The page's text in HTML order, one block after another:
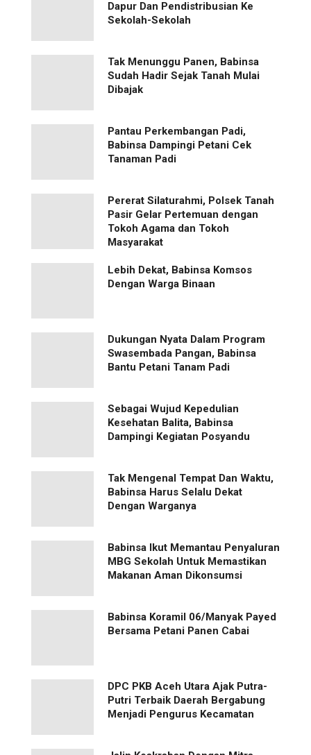
Dapur Dan Pendistribusian Ke
Sekolah-Sekolah
Tak Menunggu Panen, Babinsa
Sudah Hadir Sejak Tanah Mulai
Dibajak
Pantau Perkembangan Padi,
Babinsa Dampingi Petani Cek
Tanaman Padi
Pererat Silaturahmi, Polsek Tanah
Pasir Gelar Pertemuan dengan
Tokoh Agama dan Tokoh
Masyarakat
Lebih Dekat, Babinsa Komsos
Dengan Warga Binaan
Dukungan Nyata Dalam Program
Swasembada Pangan, Babinsa
Bantu Petani Tanam Padi
Sebagai Wujud Kepedulian
Kesehatan Balita, Babinsa
Dampingi Kegiatan Posyandu
Tak Mengenal Tempat Dan Waktu,
Babinsa Harus Selalu Dekat
Dengan Warganya
Babinsa Ikut Memantau Penyaluran
MBG Sekolah Untuk Memastikan
Makanan Aman Dikonsumsi
Babinsa Koramil 06/Manyak Payed
Bersama Petani Panen Cabai
‎DPC PKB Aceh Utara Ajak Putra-
Putri Terbaik Daerah Bergabung
Menjadi Pengurus Kecamatan